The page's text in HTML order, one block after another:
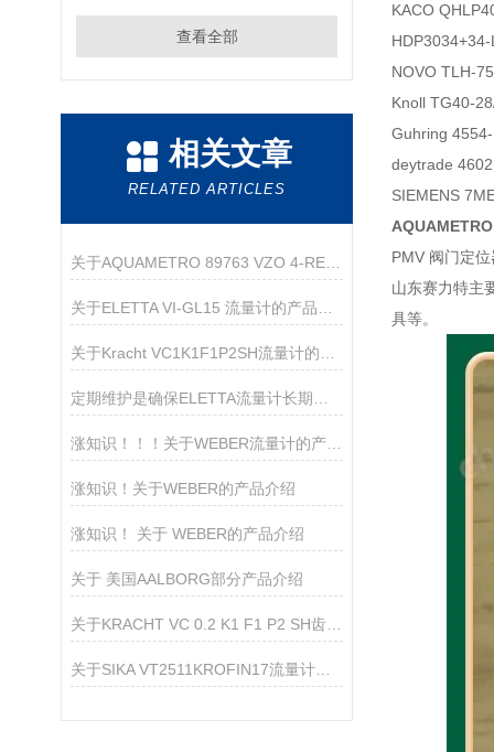
查看全部
相关文章
RELATED ARTICLES
关于AQUAMETRO 89763 VZO 4-RE 流量计的产品介绍
涨知识！！！关于WEBER流量计的产品介绍
涨知识！关于WEBER的产品介绍
涨知识！ 关于 WEBER的产品介绍
关于 美国AALBORG部分产品介绍
关于KRACHT VC 0.2 K1 F1 P2 SH齿轮流量计的产品介绍
关于SIKA VT2511KROFIN17流量计的产品介绍
KACO
NOVO TLH-
Knoll TG40-
Guhring
deytrade
SIEMENS
PMV 阀门定
山东赛力特主
具等。